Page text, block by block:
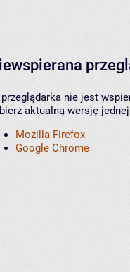
przeglądarka nie jest
aktualną wersję
Mozilla Firefox
Google Chrome